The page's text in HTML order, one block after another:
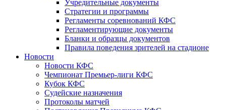
Учредительные документы
Стратегии и программы
Регламенты соревнований КФС
Регламентирующие документы
Бланки и образцы документов
Правила поведения зрителей на стадионе
Новости
Новости КФС
Чемпионат Премьер-лиги КФС
Кубок КФС
Судейские назначения
Протоколы матчей